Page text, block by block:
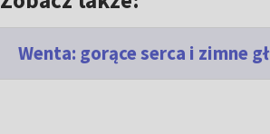
Wenta: gorące serca i zimne